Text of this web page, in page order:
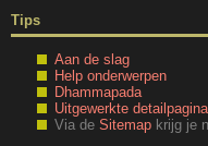
Tips
Aan de slag
Help onderwerpen
Dhammapada
Uitgewerkte
Via de Sitemap krijg je